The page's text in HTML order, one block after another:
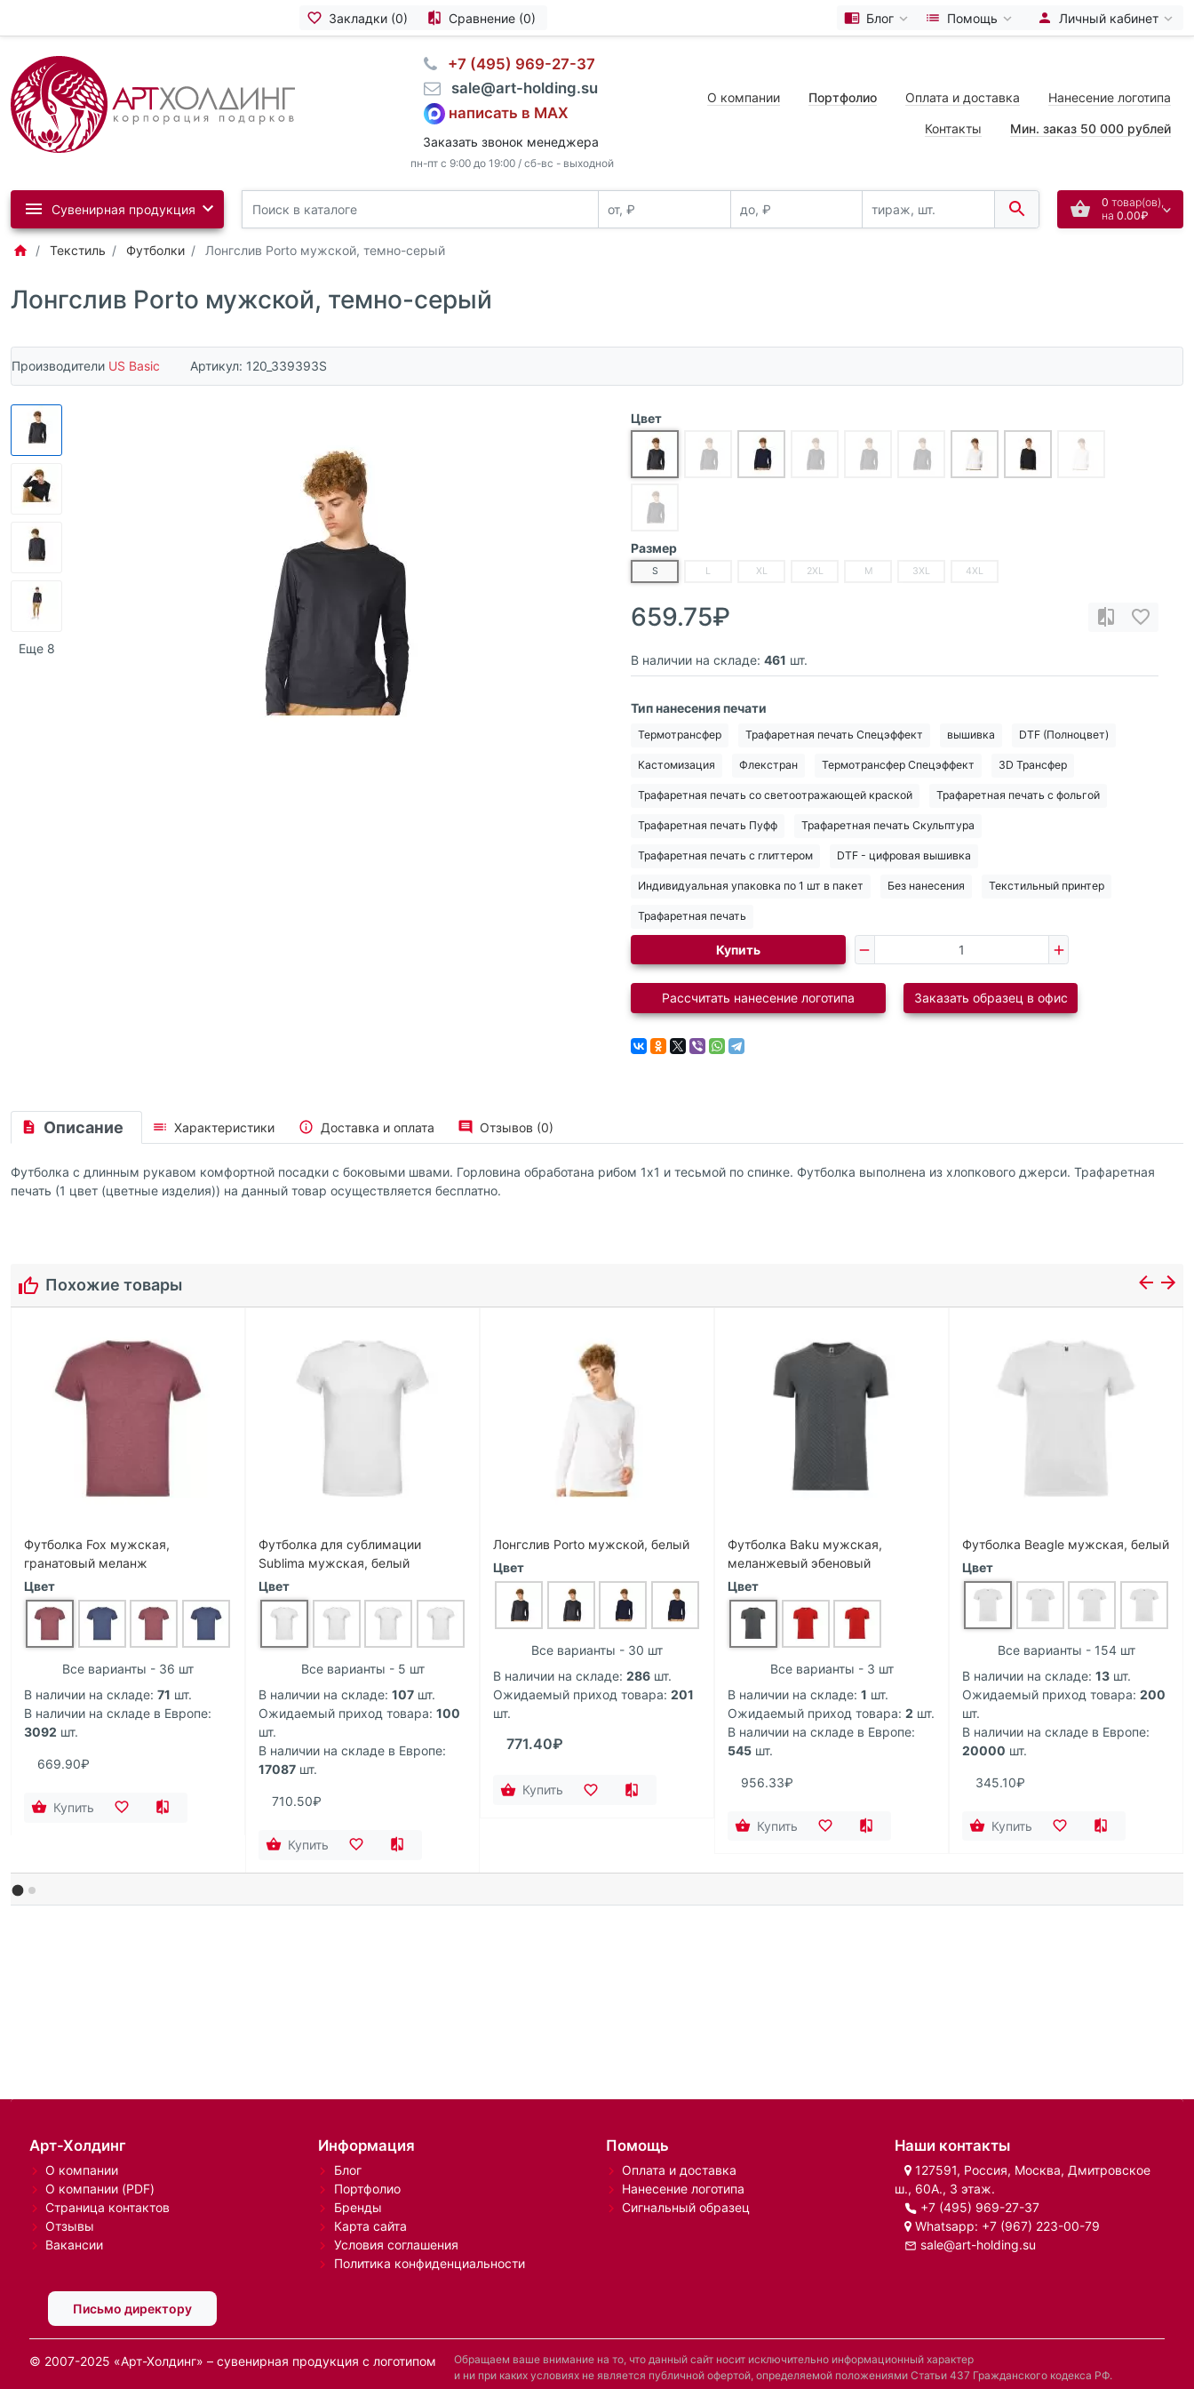
Закладки (0) Сравнение (0) Блог Помощь Личный кабинет
⠀+7 (495) 969-27-37
⠀sale@art-holding.su
написать в MAX
Заказать звонок менеджера
пн-пт с 9:00 до 19:00 / сб-вс - выходной
О компании Портфолио Оплата и доставка Нанесение логотипа
Контакты Мин. заказ 50 000 рублей
0 товар(ов),
на 0.00₽
Сувенирная продукция
Текстиль Футболки Лонгслив Porto мужской, темно-серый
Лонгслив Porto мужской, темно-серый
Производители US Basic Артикул: 120_339393S
Еще 8
Цвет
Размер
S L XL 2XL M 3XL 4XL
659.75₽
В наличии на складе: 461 шт.
Тип нанесения печати
Термотрансфер Трафаретная печать Спецэффект вышивка DTF (Полноцвет)
Кастомизация Флекстран Термотрансфер Спецэффект 3D Трансфер
Трафаретная печать со светоотражающей краской Трафаретная печать с фольгой
Трафаретная печать Пуфф Трафаретная печать Скульптура
Трафаретная печать с глиттером DTF - цифровая вышивка
Индивидуальная упаковка по 1 шт в пакет Без нанесения Текстильный принтер
Трафаретная печать
Купить
Рассчитать нанесение логотипа Заказать образец в офис
Описание Характеристики Доставка и оплата Отзывов (0)
Футболка с длинным рукавом комфортной посадки с боковыми швами. Горловина обработана рибом 1х1 и тесьмой по спинке. Футболка выполнена из хлопкового джерси. Трафаретная
печать (1 цвет (цветные изделия)) на данный товар осуществляется бесплатно.
Похожие товары
Футболка Fox мужская,
гранатовый меланж
Цвет
Все варианты - 36 шт
В наличии на складе: 71 шт.
В наличии на складе в Европе:
3092 шт.
669.90₽
Купить
Футболка для сублимации
Sublima мужская, белый
Цвет
Все варианты - 5 шт
В наличии на складе: 107 шт.
Ожидаемый приход товара: 100
шт.
В наличии на складе в Европе:
17087 шт.
710.50₽
Купить
Лонгслив Porto мужской, белый
Цвет
Все варианты - 30 шт
В наличии на складе: 286 шт.
Ожидаемый приход товара: 201
шт.
771.40₽
Купить
Футболка Baku мужская,
меланжевый эбеновый
Цвет
Все варианты - 3 шт
В наличии на складе: 1 шт.
Ожидаемый приход товара: 2 шт.
В наличии на складе в Европе:
545 шт.
956.33₽
Купить
Футболка Beagle мужская, белый
Цвет
Все варианты - 154 шт
В наличии на складе: 13 шт.
Ожидаемый приход товара: 200
шт.
В наличии на складе в Европе:
20000 шт.
345.10₽
Купить
Арт-Холдинг
О компании
О компании (PDF)
Страница контактов
Отзывы
Вакансии
Письмо директору
Информация
Блог
Портфолио
Бренды
Карта сайта
Условия соглашения
Политика конфиденциальности
Помощь
Оплата и доставка
Нанесение логотипа
Сигнальный образец
Наши контакты
127591, Россия, Москва, Дмитровское
ш., 60А., 3 этаж.
+7 (495) 969-27-37
Whatsapp: +7 (967) 223-00-79
sale@art-holding.su
© 2007-2025 «Арт-Холдинг» – сувенирная продукция с логотипом
Обращаем ваше внимание на то, что данный сайт носит исключительно информационный характер
и ни при каких условиях не является публичной офертой, определяемой положениями Статьи 437 Гражданского кодекса РФ.